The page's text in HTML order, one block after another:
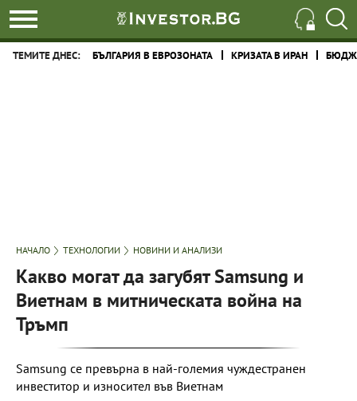
ТЕМИТЕ ДНЕС: БЪЛГАРИЯ В ЕВРОЗОНАТА КРИЗАТА В ИРАН
НАЧАЛО ТЕХНОЛОГИИ НОВИНИ И АНАЛИЗИ
Какво могат да загубят Samsung и
Виетнам в митническата война на
Тръмп
Samsung се превърна в най-големия чуждестранен
инвеститор и износител във Виетнам